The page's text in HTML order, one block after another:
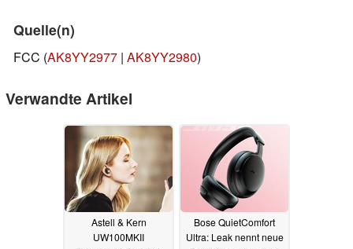
Quelle(n)
FCC (AK8YY2977 | AK8YY2980)
Verwandte Artikel
Astell & Kern
UW100MKII
Bose QuietComfort
Ultra: Leak nennt neue